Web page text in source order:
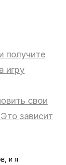
получите
игру
свои
зависит
и я